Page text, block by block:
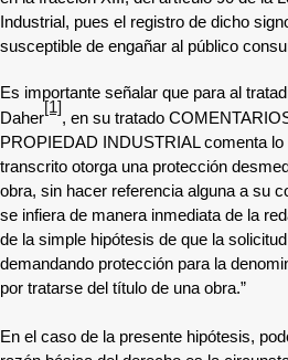
Industrial, pues el registro de dicho
susceptible de engañar al público
Es importante señalar que para al
Daher
[1]
, en su tratado
PROPIEDAD INDUSTRIAL comenta lo
transcrito otorga una protección
obra, sin hacer referencia alguna a su
se infiera de manera inmediata de la
de la simple hipótesis de que la
demandando protección para la
por tratarse del título de una obra.”
En el caso de la presente hipótesis,